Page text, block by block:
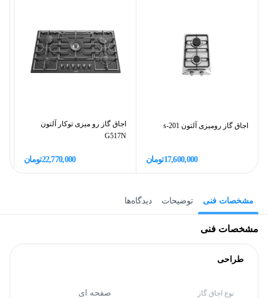
اجاق گاز رومیزی آلتون s-201
17,600,000تومان
اجاق گاز رو میزی توکار آلتون
G517N
22,770,000تومان
مشخصات فنی توضیحات دیدگاه‌ها
مشخصات فنی
طراحی
نوع اجاق گاز صفحه ای